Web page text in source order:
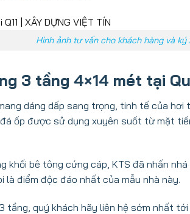
Hình ảnh tư vấn cho khách hàng và ký
3 tầng 4×14 mét tại
dáng dấp sang trọng, tinh tế của hơi
ốp được sử dụng xuyên suốt từ mặt
khối bê tông cứng cáp, KTS đã nhấn
điểm độc đáo nhất của mẫu nhà này.
tầng, quý khách hãy liên hệ sớm nhất tới